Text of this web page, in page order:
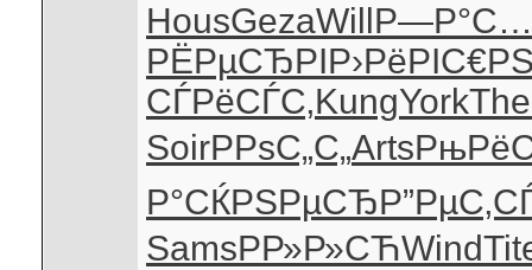
HousGezaWill
РЁРµСЂРІР›РёРІС€
СЃРёСЃС‚KungYork
SoirРРѕС„С„Arts
Р°СЌРЅРµСЂ
SamsРР»Р»СЋWind